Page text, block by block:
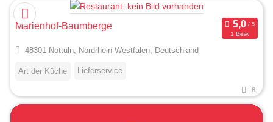
Marienhof-Baumberge
1 Bew.
48301 Nottuln, Nordrhein-Westfalen, Deutschland
Art der Küche Lieferservice
8